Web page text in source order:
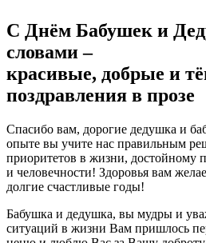
С Днём Бабушек и
словами –
красивые, добрые и
поздравления в прозе
Спасибо вам, дорогие дедушка и
опыте вы учите нас правильным
приоритетов в жизни, достойному
и человечности! Здоровья вам
долгие счастливые годы!
Бабушка и дедушка, вы мудры и
ситуаций в жизни Вам пришлось